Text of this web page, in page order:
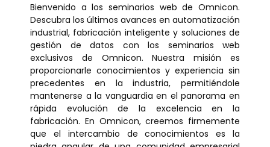
Bienvenido a los seminarios web de Omnicon.
Descubra los últimos avances en automatización
industrial, fabricación inteligente y soluciones de
gestión de datos con los seminarios web
exclusivos de Omnicon. Nuestra misión es
proporcionarle conocimientos y experiencia sin
precedentes en la industria, permitiéndole
mantenerse a la vanguardia en el panorama en
rápida evolución de la excelencia en la
fabricación. En Omnicon, creemos firmemente
que el intercambio de conocimientos es la